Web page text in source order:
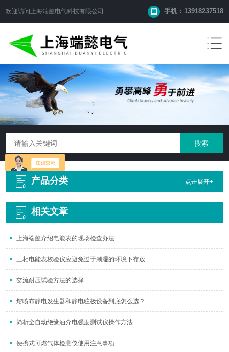
欢迎访问 上海端懿电气科技有限公司 网站！ 手机：13918237518
产品分类 点击展开+
相关文章
上海端懿介绍电能表的现场检查办法
三相电能表校验仪应避免过于潮湿的环境下存放
交流耐压试验方法的选择
熔喷布静电发生器和静电驻极设备到底怎么选？
简析全自动绝缘油介电强度测试仪操作方法
便携式可燃气体检测仪使用注意事项